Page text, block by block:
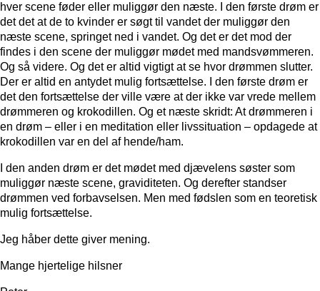
hver scene føder eller muliggør den næste. I den første drøm er
det det at de to kvinder er søgt til vandet der muliggør den
næste scene, springet ned i vandet. Og det er det mod der
findes i den scene der muliggør mødet med mandsvømmeren.
Og så videre. Og det er altid vigtigt at se hvor drømmen slutter.
Der er altid en antydet mulig fortsættelse. I den første drøm er
det den fortsættelse der ville være at der ikke var vrede mellem
drømmeren og krokodillen. Og et næste skridt: At drømmeren i
en drøm – eller i en meditation eller livssituation – opdagede at
krokodillen var en del af hende/ham.
I den anden drøm er det mødet med djævelens søster som
muliggør næste scene, graviditeten. Og derefter standser
drømmen ved forbavselsen. Men med fødslen som en teoretisk
mulig fortsættelse.
Jeg håber dette giver mening.
Mange hjertelige hilsner